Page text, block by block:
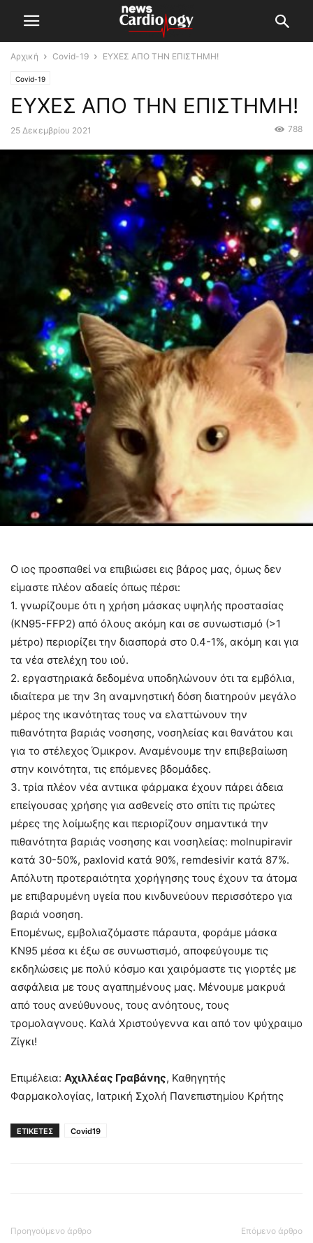
Αρχική Covid-19 ΕΥΧΕΣ ΑΠΟ ΤΗΝ ΕΠΙΣΤΗΜΗ!
Covid-19
ΕΥΧΕΣ ΑΠΟ ΤΗΝ ΕΠΙΣΤΗΜΗ!
25 Δεκεμβρίου 2021 788
Ο ιος προσπαθεί να επιβιώσει εις βάρος μας, όμως δεν
είμαστε πλέον αδαείς όπως πέρσι:
1. γνωρίζουμε ότι η χρήση μάσκας υψηλής προστασίας
(ΚΝ95-FFP2) από όλους ακόμη και σε συνωστισμό (>1
μέτρο) περιορίζει την διασπορά στο 0.4-1%, ακόμη και για
τα νέα στελέχη του ιού.
2. εργαστηριακά δεδομένα υποδηλώνουν ότι τα εμβόλια,
ιδιαίτερα με την 3η αναμνηστική δόση διατηρούν μεγάλο
μέρος της ικανότητας τους να ελαττώνουν την
πιθανότητα βαριάς νοσησης, νοσηλείας και θανάτου και
για το στέλεχος Όμικρον. Αναμένουμε την επιβεβαίωση
στην κοινότητα, τις επόμενες βδομάδες.
3. τρία πλέον νέα αντιικα φάρμακα έχουν πάρει άδεια
επείγουσας χρήσης για ασθενείς στο σπίτι τις πρώτες
μέρες της λοίμωξης και περιορίζουν σημαντικά την
πιθανότητα βαριάς νοσησης και νοσηλείας: molnupiravir
κατά 30-50%, paxlovid κατά 90%, remdesivir κατά 87%.
Απόλυτη προτεραιότητα χορήγησης τους έχουν τα άτομα
με επιβαρυμένη υγεία που κινδυνεύουν περισσότερο για
βαριά νοσηση.
Επομένως, εμβολιαζόμαστε πάραυτα, φοράμε μάσκα
ΚΝ95 μέσα κι έξω σε συνωστισμό, αποφεύγουμε τις
εκδηλώσεις με πολύ κόσμο και χαιρόμαστε τις γιορτές με
ασφάλεια με τους αγαπημένους μας. Μένουμε μακρυά
από τους ανεύθυνους, τους ανόητους, τους
τρομολαγνους. Καλά Χριστούγεννα και από τον ψύχραιμο
Ζίγκι!
Επιμέλεια: Αχιλλέας Γραβάνης, Καθηγητής
Φαρμακολογίας, Ιατρική Σχολή Πανεπιστημίου Κρήτης
ΕΤΙΚΕΤΕΣ Covid19
Προηγούμενο άρθρο Επόμενο άρθρο